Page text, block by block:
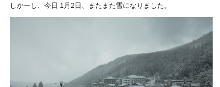
しかーし、今日 1月2日、またまた雪になりました。